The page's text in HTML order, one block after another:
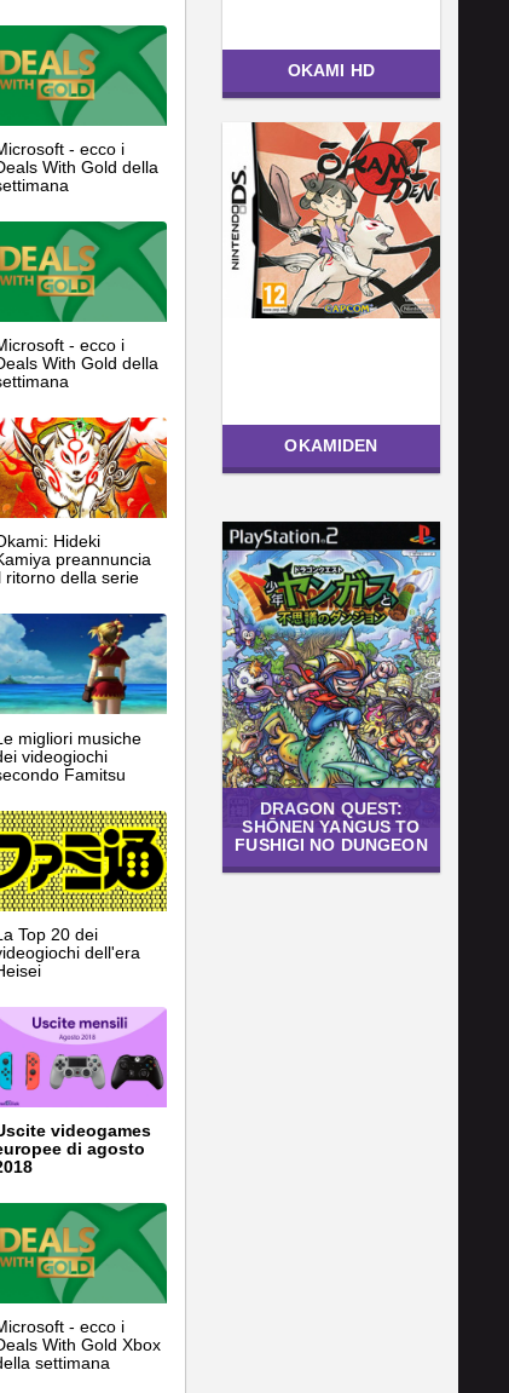
- ecco i
With Gold della
- ecco i
With Gold della
Hideki
preannuncia
ritorno della serie
migliori musiche
videogiochi
Famitsu
Top 20 dei
dell'era
videogames
di agosto
- ecco i
With Gold Xbox
settimana
OKAMI HD
OKAMIDEN
DRAGON QUEST:
SHŌNEN YANGUS TO
FUSHIGI NO DUNGEON